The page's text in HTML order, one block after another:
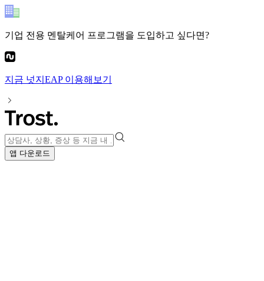
기업 전용 멘탈케어 프로그램을 도입하고 싶다면?
지금 넛지EAP이용해보기
앱 다운로드